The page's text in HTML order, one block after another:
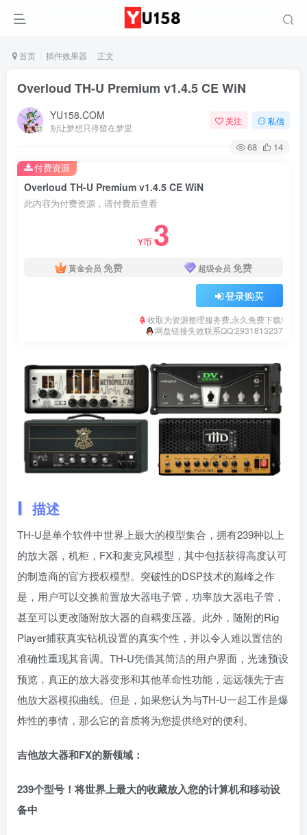
首页 插件效果器 正文
Overloud TH-U Premium v1.4.5 CE WiN
YU158.COM
别让梦想只停留在梦里
关注 私信
68 14
Overloud TH-U Premium v1.4.5 CE WiN
此内容为付费资源，请付费后查看
Y币 3
黄金会员 免费 超级会员 免费
登录购买
收取为资源整理服务费,永久免费下载!
网盘链接失效联系QQ:2931813237
付费资源
描述
TH-U是单个软件中世界上最大的模型集合，拥有239种以上
的放大器，机柜，FX和麦克风模型，其中包括获得高度认可
的制造商的官方授权模型。突破性的DSP技术的巅峰之作
是，用户可以交换前置放大器电子管，功率放大器电子管，
甚至可以更改随附放大器的自耦变压器。此外，随附的Rig
Player捕获真实钻机设置的真实个性，并以令人难以置信的
准确性重现其音调。TH-U凭借其简洁的用户界面，光速预设
预览，真正的放大器变形和其他革命性功能，远远领先于吉
他放大器模拟曲线。但是，如果您认为与TH-U一起工作是爆
炸性的事情，那么它的音质将为您提供绝对的便利。
吉他放大器和FX的新领域：
239个型号！将世界上最大的收藏放入您的计算机和移动设
备中